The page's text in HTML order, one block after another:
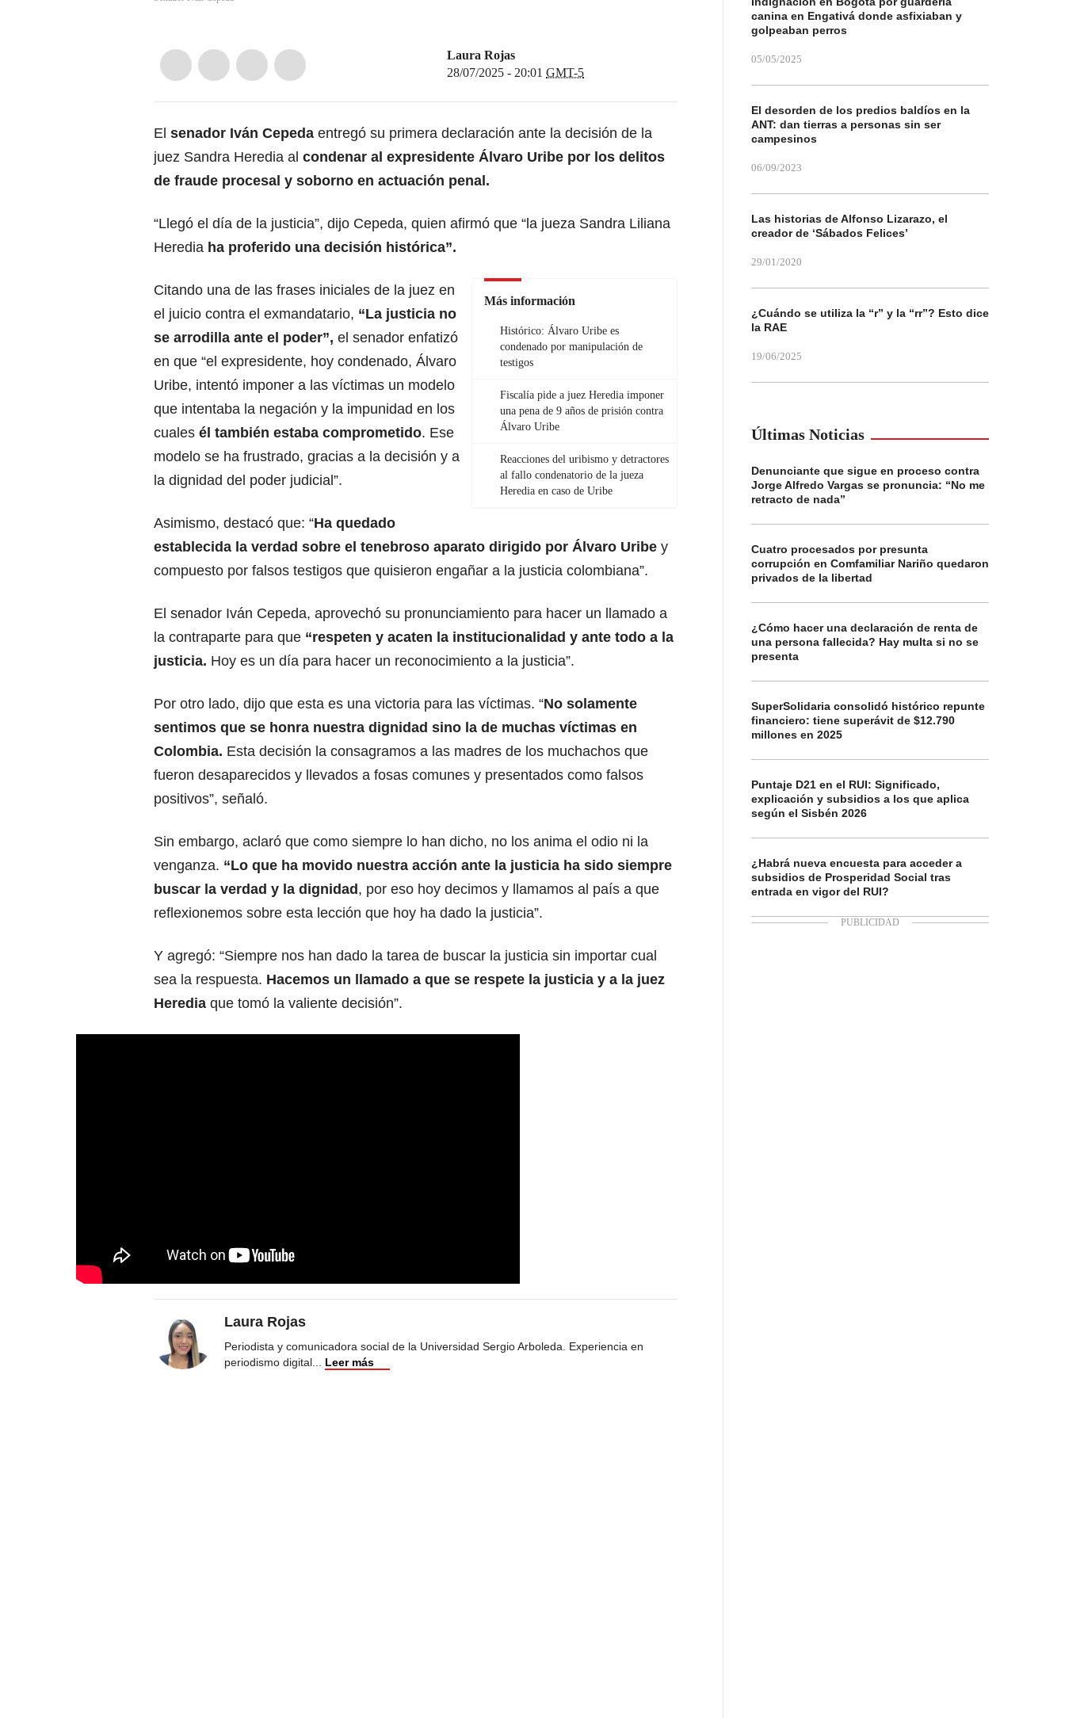
Laura Rojas
28/07/2025 - 20:01 GMT-5
El senador Iván Cepeda entregó su primera declaración ante la decisión de la
juez Sandra Heredia al condenar al expresidente Álvaro Uribe por los delitos
de fraude procesal y soborno en actuación penal.
“Llegó el día de la justicia”, dijo Cepeda, quien afirmó que “la jueza Sandra Liliana
Heredia ha proferido una decisión histórica”.
Más información
Histórico: Álvaro Uribe es
condenado por manipulación de
testigos
Fiscalía pide a juez Heredia imponer
una pena de 9 años de prisión contra
Álvaro Uribe
Reacciones del uribismo y detractores
al fallo condenatorio de la jueza
Heredia en caso de Uribe
Citando una de las frases iniciales de la juez en
el juicio contra el exmandatario, “La justicia no
se arrodilla ante el poder”, el senador enfatizó
en que “el expresidente, hoy condenado, Álvaro
Uribe, intentó imponer a las víctimas un modelo
que intentaba la negación y la impunidad en los
cuales él también estaba comprometido. Ese
modelo se ha frustrado, gracias a la decisión y a
la dignidad del poder judicial”.
Asimismo, destacó que: “Ha quedado
establecida la verdad sobre el tenebroso aparato dirigido por Álvaro Uribe y
compuesto por falsos testigos que quisieron engañar a la justicia colombiana”.
El senador Iván Cepeda, aprovechó su pronunciamiento para hacer un llamado a
la contraparte para que “respeten y acaten la institucionalidad y ante todo a la
justicia. Hoy es un día para hacer un reconocimiento a la justicia”.
Por otro lado, dijo que esta es una victoria para las víctimas. “No solamente
sentimos que se honra nuestra dignidad sino la de muchas víctimas en
Colombia. Esta decisión la consagramos a las madres de los muchachos que
fueron desaparecidos y llevados a fosas comunes y presentados como falsos
positivos”, señaló.
Sin embargo, aclaró que como siempre lo han dicho, no los anima el odio ni la
venganza. “Lo que ha movido nuestra acción ante la justicia ha sido siempre
buscar la verdad y la dignidad , por eso hoy decimos y llamamos al país a que
reflexionemos sobre esta lección que hoy ha dado la justicia”.
Y agregó: “Siempre nos han dado la tarea de buscar la justicia sin importar cual
sea la respuesta. Hacemos un llamado a que se respete la justicia y a la juez
Heredia que tomó la valiente decisión”.
Laura Rojas
Periodista y comunicadora social de la Universidad Sergio Arboleda. Experiencia en
periodismo digital... Leer más
canina en Engativá donde asfixiaban y
golpeaban perros
05/05/2025
El desorden de los predios baldíos en la
ANT: dan tierras a personas sin ser
campesinos
06/09/2023
Las historias de Alfonso Lizarazo, el
creador de ‘Sábados Felices’
29/01/2020
¿Cuándo se utiliza la “r” y la “rr”? Esto dice
la RAE
19/06/2025
Últimas Noticias
Denunciante que sigue en proceso contra
Jorge Alfredo Vargas se pronuncia: “No me
retracto de nada”
Cuatro procesados por presunta
corrupción en Comfamiliar Nariño quedaron
privados de la libertad
¿Cómo hacer una declaración de renta de
una persona fallecida? Hay multa si no se
presenta
SuperSolidaria consolidó histórico repunte
financiero: tiene superávit de $12.790
millones en 2025
Puntaje D21 en el RUI: Significado,
explicación y subsidios a los que aplica
según el Sisbén 2026
¿Habrá nueva encuesta para acceder a
subsidios de Prosperidad Social tras
entrada en vigor del RUI?